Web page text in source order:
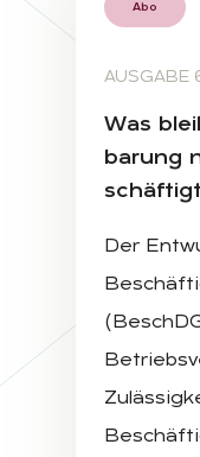
Abo
AUSGABE
Was
ba­rung
Der